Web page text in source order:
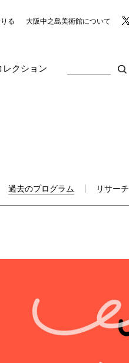
る 大阪中之島美術館について
レクション
過去のプログラム リサーチ